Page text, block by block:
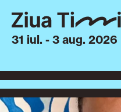
31 iul. - 3 aug. 2026